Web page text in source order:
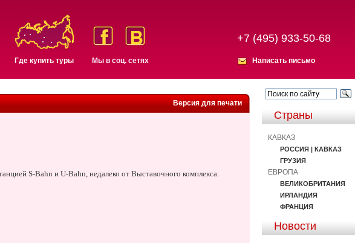
Где купить туры Мы в соц. сетях
+7 (495) 933-50-68
Написать письмо
Версия для печати
S-Bahn и U-Bahn, недалеко от Выставочного комплекса.
Страны
КАВКАЗ
РОССИЯ | КАВКАЗ
ГРУЗИЯ
ЕВРОПА
ВЕЛИКОБРИТАНИЯ
ИРЛАНДИЯ
ФРАНЦИЯ
Новости